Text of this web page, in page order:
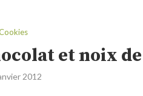
et noix
2012